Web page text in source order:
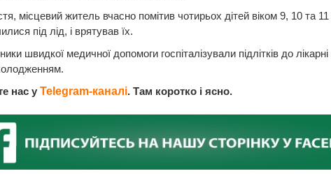
місцевий житель вчасно помітив чотирьох дітей віком 9, 10 та 11
під лід, і врятував їх.
швидкої медичної допомоги госпіталізували підлітків до лікарні
нас у Telegram-каналі. Там коротко і ясно.